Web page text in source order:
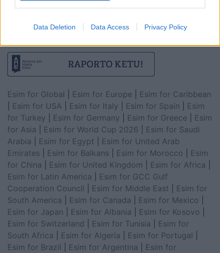
Data Deletion Data Access Privacy Policy
Esim for Global Esim for Europe
Esim for Caribbean
Esim for USA Esim for Italy Esim for Spain
Esim
for Turkey
Esim for Germany Esim for Greece
Esim
for Asia
Esim for World Cup 2026
Esim for Saudi
Arabia
Esim for Egypt
Esim for United Arab
Emirates
Esim for Balkans Esim for Morocco
Esim
for China
Esim for United Kingdom Esim for Africa
Esim for Latin America
Esim for GCC Gulf
Cooperation Council
Esim for Middle East
Esim for
South America
Esim for Canada Esim for Mexico
Esim for Japan
Esim for Albania Esim for Kosovo
Esim for Switzerland
Esim for Tunisia
Esim for
South Africa
Esim for Algeria Esim for Portugal
Esim for Brazil
Esim for Argentina
Esim for